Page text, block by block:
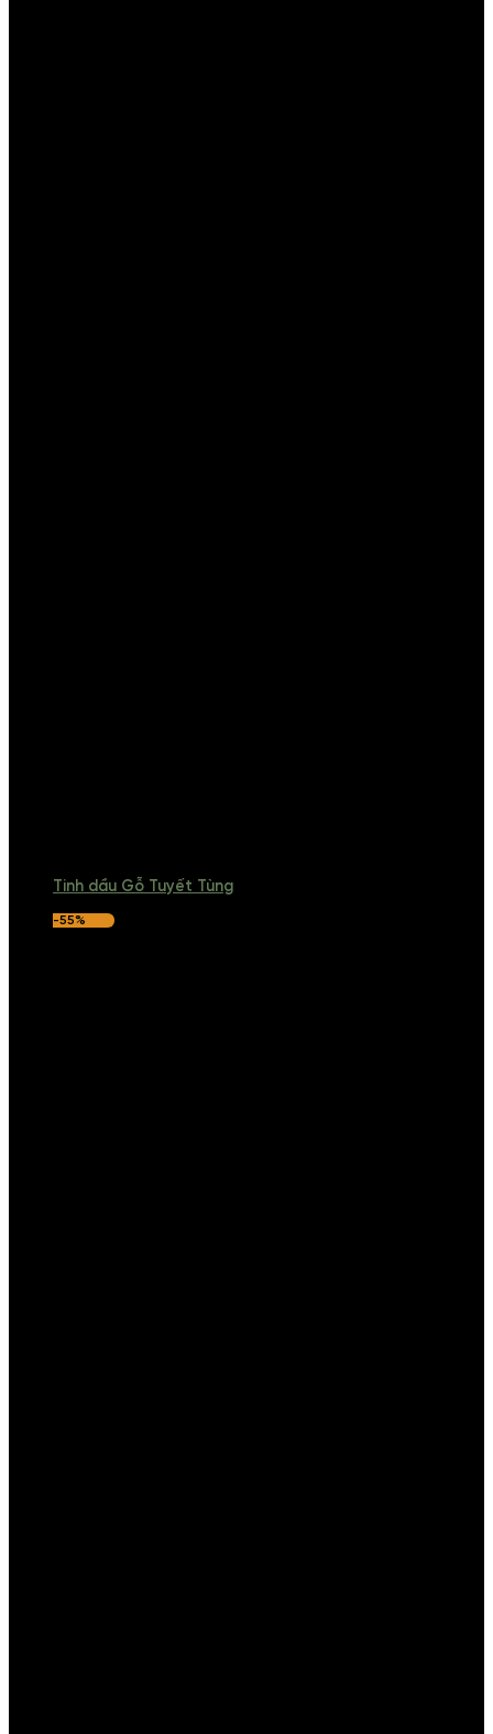
Tinh dầu Gỗ Tuyết Tùng
-55%